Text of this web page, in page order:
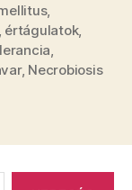
,
, értágulatok,
,
, Necrobiosis